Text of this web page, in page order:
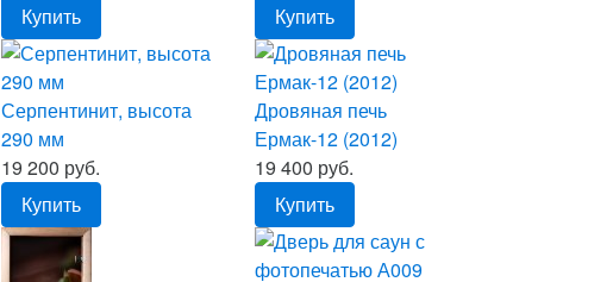
Купить
Купить
Серпентинит, высота
290 мм
19 200 руб.
Купить
Дровяная печь
Ермак-12 (2012)
19 400 руб.
Купить